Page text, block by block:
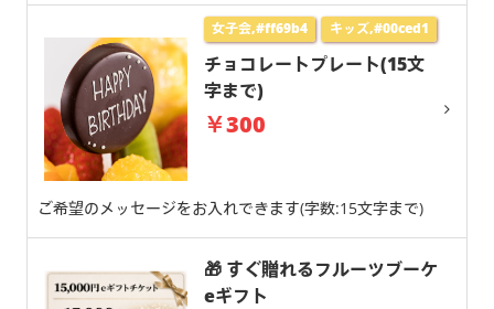
女子会,#ff69b4 キッズ,#00ced1
チョコレートプレート(15文
字まで)
￥300
ご希望のメッセージをお入れできます(字数:15文字まで)
🎁 すぐ贈れるフルーツブーケ
eギフト